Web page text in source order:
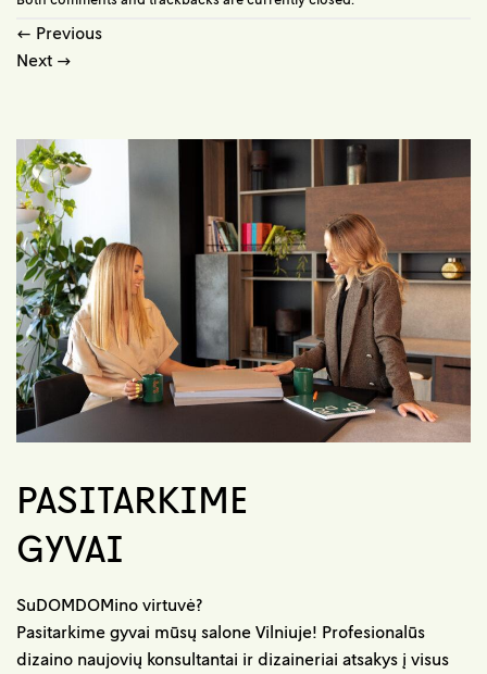
← Previous
Next →
PASITARKIME
GYVAI
SuDOMDOMino virtuvė?
Pasitarkime gyvai mūsų salone Vilniuje! Profesionalūs
dizaino naujovių konsultantai ir dizaineriai atsakys į visus